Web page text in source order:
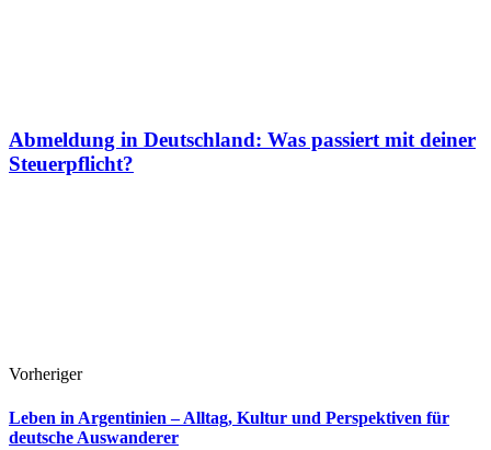
Abmeldung in Deutschland: Was passiert mit deiner
Steuerpflicht?
Vorheriger
Leben in Argentinien – Alltag, Kultur und Perspektiven für
deutsche Auswanderer